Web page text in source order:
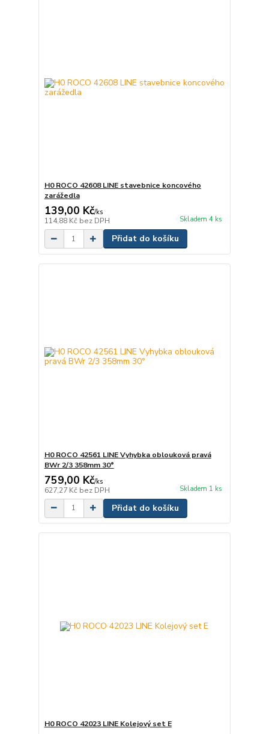
H0 ROCO 42608 LINE stavebnice koncového
zarážedla
139,00 Kč/ks
114,88 Kč bez DPH Skladem 4 ks
Přidat do košíku
H0 ROCO 42561 LINE Vyhybka oblouková pravá
BWr 2/3 358mm 30°
759,00 Kč/ks
627,27 Kč bez DPH Skladem 1 ks
Přidat do košíku
H0 ROCO 42023 LINE Kolejový set E